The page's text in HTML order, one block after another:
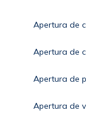
Apertura de
Apertura de
Apertura de
Apertura de